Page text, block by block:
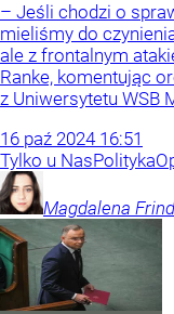
– Jeśli chodzi o
mieliśmy do
ale z frontalnym
Ranke, komentując
z Uniwersytetu WSB
16 paź 2024 16:51
Tylko u NasPolityka
Magdalena